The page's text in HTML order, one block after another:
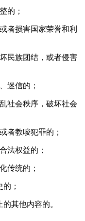
的；
者损害国家荣誉和利
民族团结，或者侵害
迷信的；
社会秩序，破坏社会
者教唆犯罪的；
法权益的；
传统的；
；
其他内容的。